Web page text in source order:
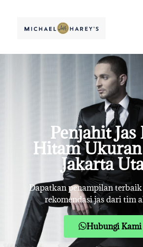
Penjahit Jas
Hitam Ukuran
Jakarta
Dapatkan penampilan terbaik
rekomendasi jas dari tim
Hubungi Kami